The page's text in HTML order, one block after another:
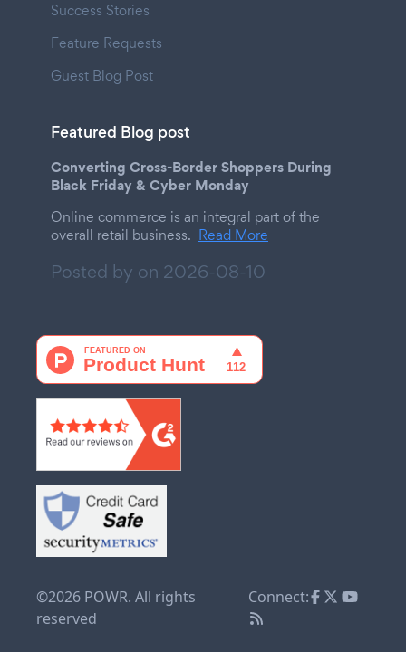
Success Stories
Feature Requests
Guest Blog Post
Featured Blog post
Converting Cross-Border Shoppers During
Black Friday & Cyber Monday
Online commerce is an integral part of the
overall retail business. Read More
Posted by on 2026-08-10
©2026 POWR. All rights
reserved
Connect: